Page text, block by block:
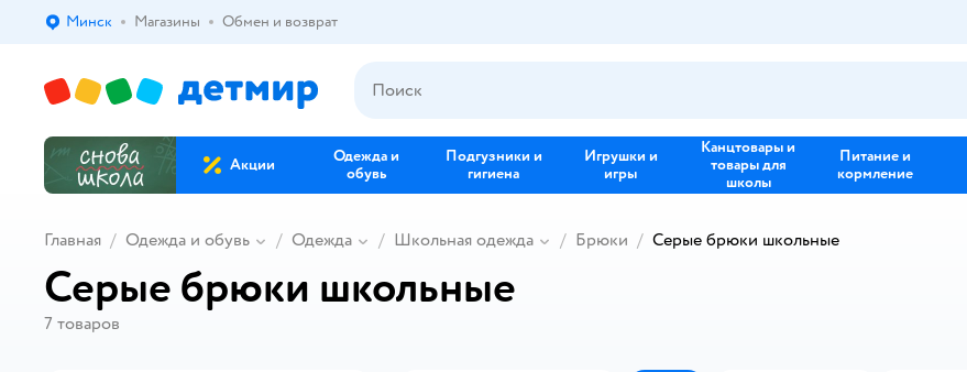
Выбор адреса доставки.
Минск Магазины Обмен и возврат
Акции
Одежда и
обувь
Подгузники и
гигиена
Игрушки и
игры
Канцтовары и
товары для
школы
Питание и
кормление
Главная Одежда и обувь Одежда Школьная одежда Брюки Серые брюки школьные
Серые брюки школьные
7 товаров